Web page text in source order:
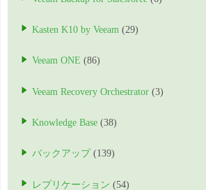
Kasten K10 by Veeam (29)
Veeam ONE (86)
Veeam Recovery Orchestrator (3)
Knowledge Base (38)
バックアップ (139)
レプリケーション (54)